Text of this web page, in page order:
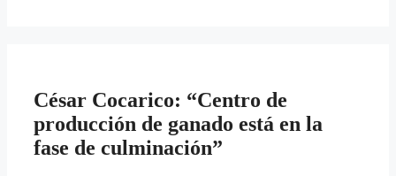
César Cocarico: “Centro de
producción de ganado está en la
fase de culminación”